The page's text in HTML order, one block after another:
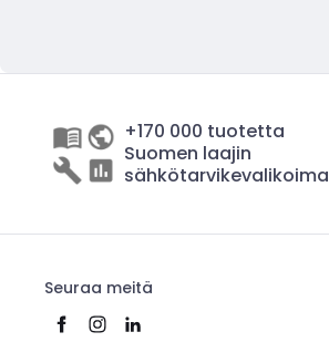
+170 000 tuotetta
Suomen laajin
sähkötarvikevalikoima
Seuraa meitä